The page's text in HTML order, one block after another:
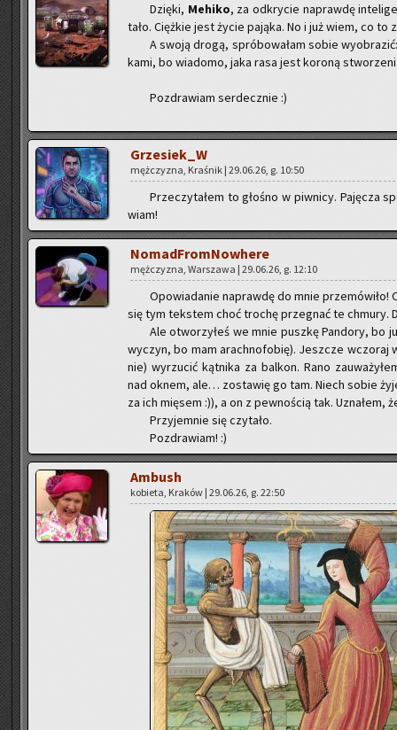
Dzię­ki, Me­hi­ko, za od­kry­cie na­praw­dę
ta­ło. Cięż­kie jest życie pa­ją­ka. No i już wiem, co to
A swoją drogą, spró­bo­wa­łam sobie
ka­mi, bo wia­do­mo, jaka rasa jest ko­ro­ną
Po­zdra­wiam ser­decz­nie :)
Grze­siek_W
męż­czy­zna, Kra­śnik | 29.06.26, g. 10:50
Prze­czy­ta­łem to gło­śno w piw­ni­cy. Pa­ję­cza
wiam!
No­mad­From­No­whe­re
męż­czy­zna, War­sza­wa | 29.06.26, g. 12:10
Opo­wia­da­nie na­praw­dę do mnie prze­mó­wi­ło!
się tym tek­stem choć tro­chę prze­gnać te chmu­ry.
Ale otwo­rzy­łeś we mnie pusz­kę Pan­do­ry, bo
wy­czyn, bo mam arach­no­fo­bię). Jesz­cze
nie) wy­rzu­cić kąt­ni­ka za bal­kon. Rano
nad oknem, ale… zo­sta­wię go tam. Niech sobie
za ich mię­sem :)), a on z pew­no­ścią tak. Uzna­łem,
Przy­jem­nie się czy­ta­ło.
Po­zdra­wiam! :)
Am­bush
ko­bie­ta, Kra­ków | 29.06.26, g. 22:50